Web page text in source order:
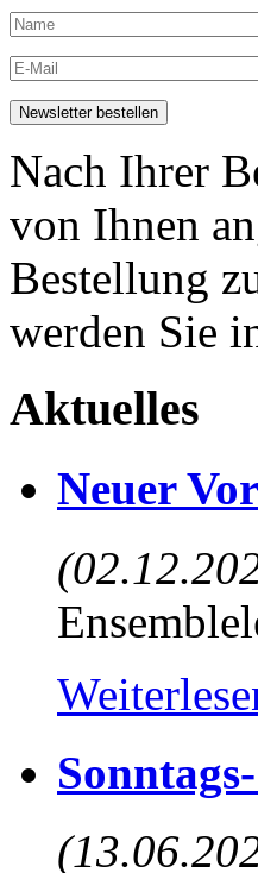
Nach Ihrer
von Ihnen
Bestellung
werden Sie
Aktuelles
Neuer